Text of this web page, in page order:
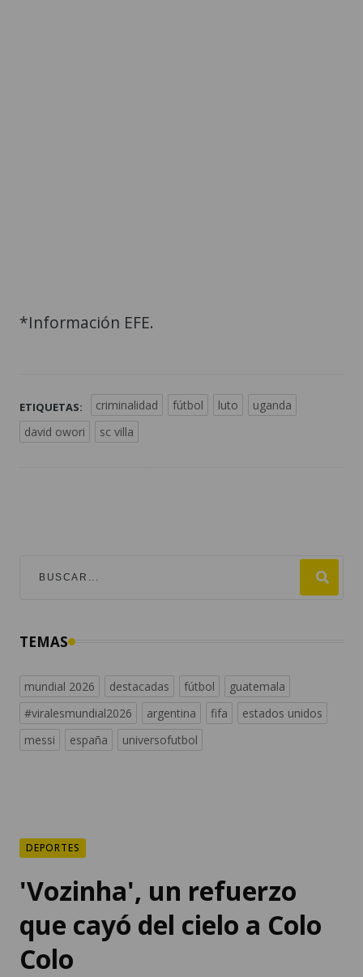
*Información EFE.
ETIQUETAS: criminalidad fútbol luto
uganda
david owori
sc villa
TEMAS
mundial 2026 destacadas fútbol
guatemala
#viralesmundial2026
argentina fifa
estados unidos
messi
españa universofutbol
DEPORTES
'Vozinha', un refuerzo
que cayó del cielo a Colo
Colo